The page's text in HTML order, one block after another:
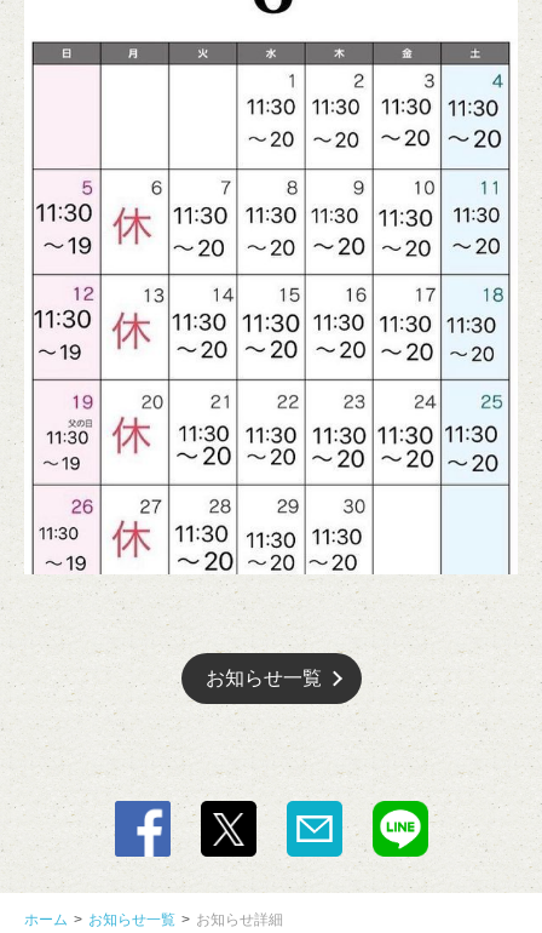
お知らせ一覧
ホーム お知らせ一覧 お知らせ詳細
この店舗情報をシェアする
おはようございます🌞 | YUMMY BURGER
東京都世田谷区北沢２－３３－６ 藤原ビル１Ｆ
https://yummy-burger.owst.jp/blogs/3180694
お店情報をコピー
閉じる